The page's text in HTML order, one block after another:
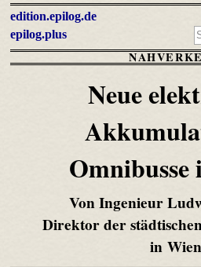
edition.epilog.de
epilog.plus
Neue
Von Ingenieur
Direktor der
in Wien